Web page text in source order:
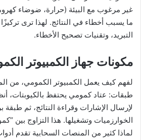
غير مرغوب مع البيئة (حرارة، ضوضاء
ما يسبب أخطاء في النتائج. لهذا ترى
التبريد، وتقنيات تصحيح الأخطاء.
مكونات جهاز الكمبيوتر
لفهم كيف يعمل الكمبيوتر الكمومي، من
طبقات: عتاد كمومي يحتفظ بالكيوبتات،
لإرسال الإشارات وقراءة النتائج، ثم طبقة
الخوارزميات وتشغيلها. هذا التزاوج بين
لماذا كثير من المنصات السحابية تقدم